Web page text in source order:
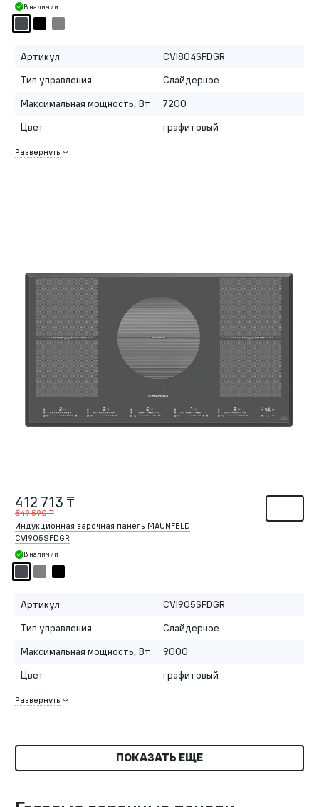
В наличии
Артикул
CVI804SFDGR
Тип управления
Слайдерное
Максимальная мощность, Вт
7200
Цвет
графитовый
Развернуть
412 713 ₸
549 590 ₸
Индукционная варочная панель MAUNFELD
CVI905SFDGR
В наличии
Артикул
CVI905SFDGR
Тип управления
Слайдерное
Максимальная мощность, Вт
9000
Цвет
графитовый
Развернуть
ПОКАЗАТЬ ЕЩЕ